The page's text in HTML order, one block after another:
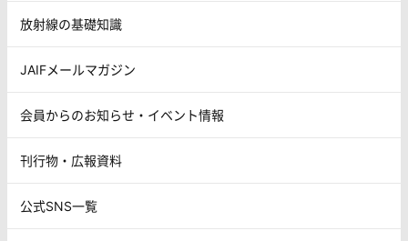
放射線の基礎知識
JAIFメールマガジン
会員からのお知らせ・イベント情報
刊行物・広報資料
公式SNS一覧